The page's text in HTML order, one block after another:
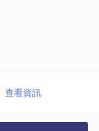
查看資訊